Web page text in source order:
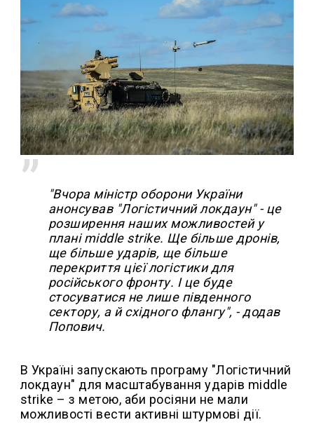
"Вчора міністр оборони України
анонсував "Логістичний локдаун" - це
розширення наших можливостей у
плані middle strike. Ще більше дронів,
ще більше ударів, ще більше
перекриття цієї логістики для
російського фронту. І це буде
стосуватися не лише південного
сектору, а й східного флангу", - додав
Попович.
В Україні запускають програму "Логістичний
локдаун" для масштабування ударів middle
strike – з метою, аби росіяни не мали
можливості вести активні штурмові дії.